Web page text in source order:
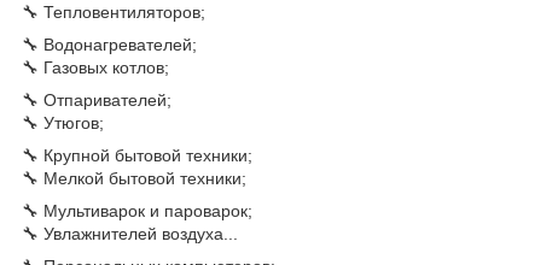
🔧 Тепловентиляторов;
🔧 Водонагревателей;
🔧 Газовых котлов;
🔧 Отпаривателей;
🔧 Утюгов;
🔧 Крупной бытовой техники;
🔧 Мелкой бытовой техники;
🔧 Мультиварок и пароварок;
🔧 Увлажнителей воздуха...